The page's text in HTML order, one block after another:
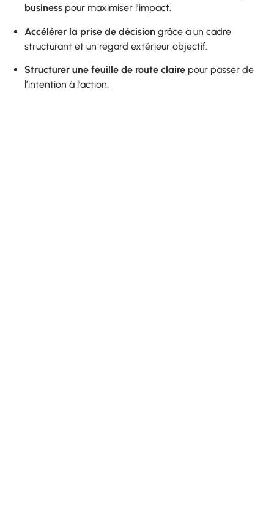
business pour maximiser l’impact.
Accélérer la prise de décision grâce à un cadre
structurant et un regard extérieur objectif.
Structurer une feuille de route claire pour passer de
l’intention à l’action.